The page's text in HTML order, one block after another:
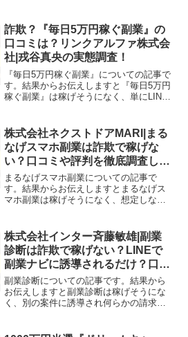
詐欺？『毎日5万円稼ぐ副業』の
口コミは？リンクアルファ株式会
社|戎谷真央の実態調査！
『毎日5万円稼ぐ副業』についての記事で
す。結果からお伝えしますと『毎日5万円
稼ぐ副業』は稼げそうになく、単にLINE
になりました。ネット広告やSNSで頻繁
に見かける「毎...
株式会社ネクストドアMARI|まる
なげスマホ副業は詐欺で稼げな
い？口コミや評判を徹底調査しま
した！
まるなげスマホ副業についての記事で
す。結果からお伝えしますとまるなげス
マホ副業は稼げそうになく、想定しない
関して今すぐ知りたいという方は、『直
接LINEで詳細をお答えし...
株式会社インター斉藤敏雄|副業
診断は詐欺で稼げない？LINEで
副業ナビに誘導されるだけ？口コ
ミや評判を徹底調査しました！
副業診断についての記事です。結果から
お伝えしますと副業診断は稼げそうにな
く、別の案件に誘導され何らかの請求を